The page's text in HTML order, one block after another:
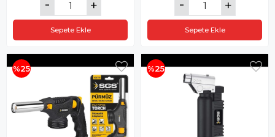
Sepete Ekle Sepete Ekle
%25 %25